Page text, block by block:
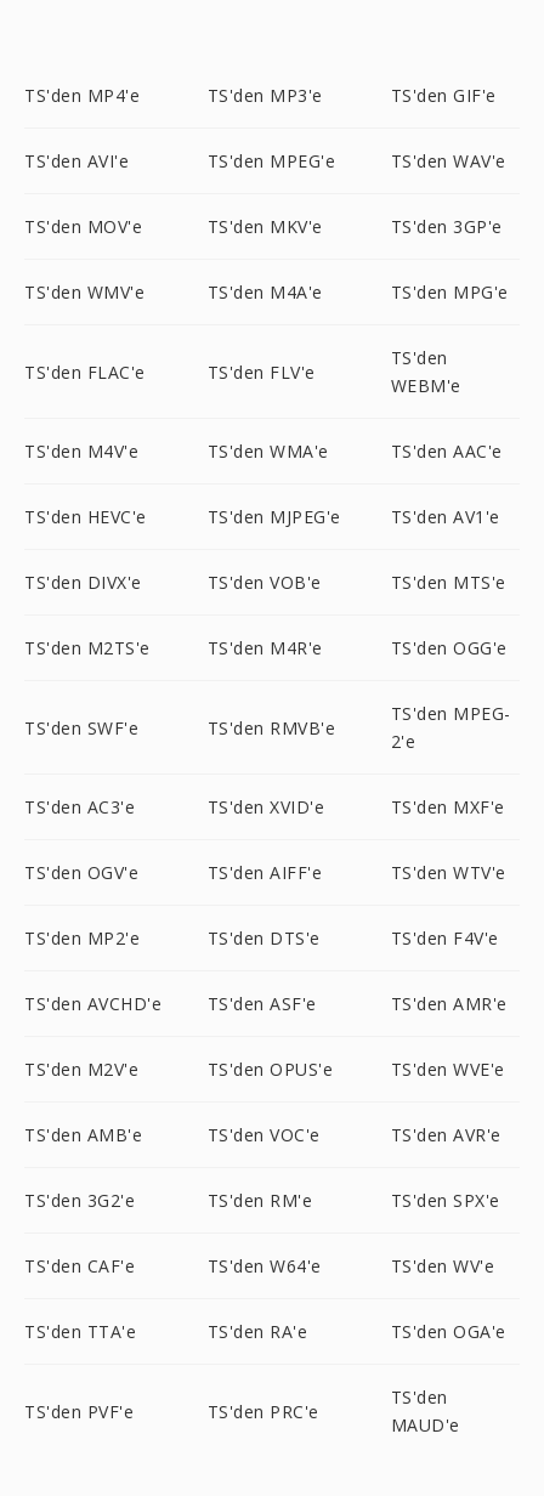
TS'den MP4'e TS'den MP3'e TS'den GIF'e
TS'den AVI'e TS'den MPEG'e TS'den WAV'e
TS'den MOV'e TS'den MKV'e TS'den 3GP'e
TS'den WMV'e TS'den M4A'e TS'den MPG'e
TS'den FLAC'e TS'den FLV'e
TS'den
WEBM'e
TS'den M4V'e TS'den WMA'e TS'den AAC'e
TS'den HEVC'e TS'den MJPEG'e TS'den AV1'e
TS'den DIVX'e TS'den VOB'e TS'den MTS'e
TS'den M2TS'e TS'den M4R'e TS'den OGG'e
TS'den SWF'e TS'den RMVB'e
TS'den MPEG-
2'e
TS'den AC3'e TS'den XVID'e TS'den MXF'e
TS'den OGV'e TS'den AIFF'e TS'den WTV'e
TS'den MP2'e TS'den DTS'e TS'den F4V'e
TS'den AVCHD'e TS'den ASF'e TS'den AMR'e
TS'den M2V'e TS'den OPUS'e TS'den WVE'e
TS'den AMB'e TS'den VOC'e TS'den AVR'e
TS'den 3G2'e TS'den RM'e TS'den SPX'e
TS'den CAF'e TS'den W64'e TS'den WV'e
TS'den TTA'e TS'den RA'e TS'den OGA'e
TS'den PVF'e TS'den PRC'e
TS'den
MAUD'e